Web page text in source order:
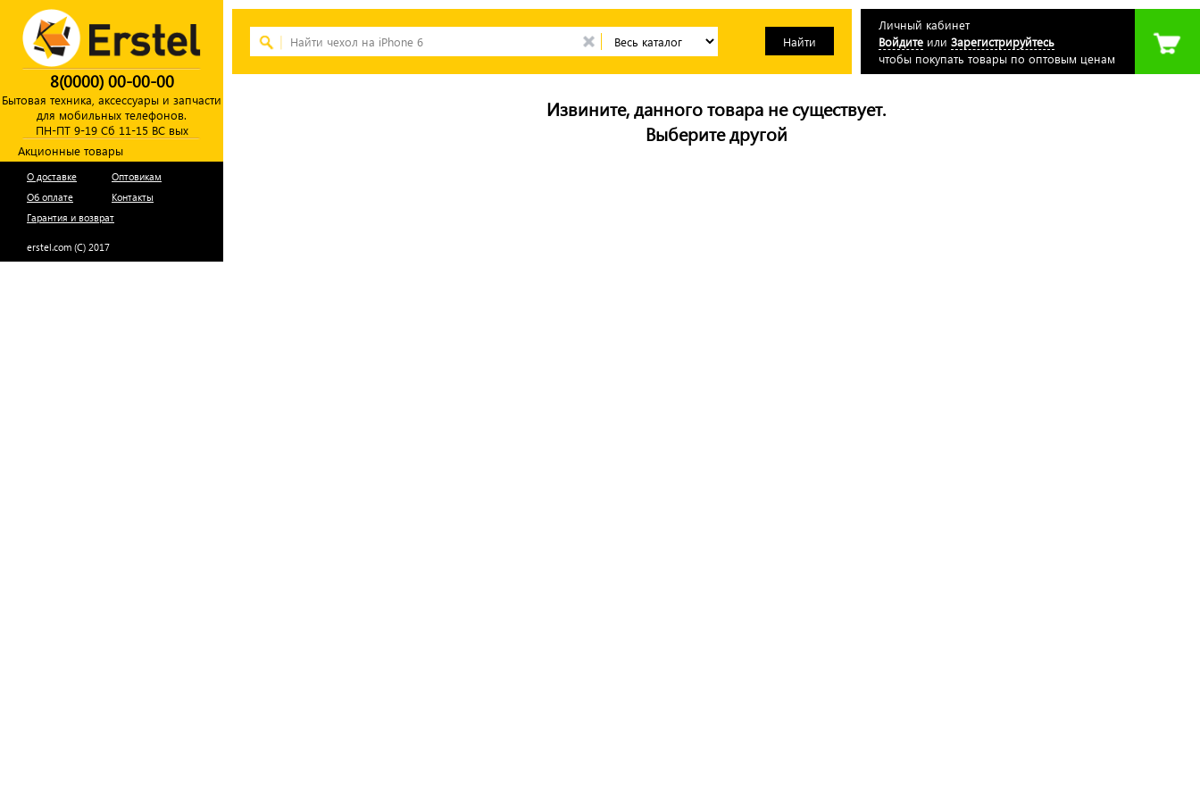
8(0000) 00-00-00
Бытовая техника, аксессуары и запчасти
для мобильных телефонов.
ПН-ПТ 9-19 Сб 11-15 ВС вых
Акционные товары
О доставке
Оптовикам
Об оплате
Контакты
Гарантия и возврат
erstel.com (C) 2017
Личный кабинет
Войдите или Зарегистрируйтесь
чтобы покупать товары по оптовым ценам
Извините, данного товара не существует.
Выберите другой